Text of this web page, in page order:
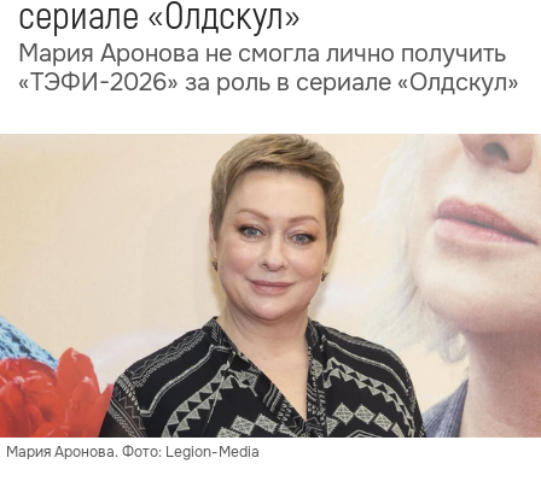
сериале «Олдскул»
Мария Аронова не смогла лично получить
«ТЭФИ-2026» за роль в сериале «Олдскул»
Мария Аронова. Фото: Legion-Media